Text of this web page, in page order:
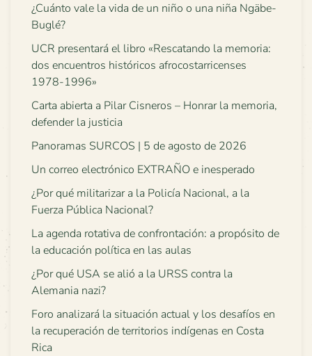
¿Cuánto vale la vida de un niño o una niña Ngäbe-
Buglé?
UCR presentará el libro «Rescatando la memoria:
dos encuentros históricos afrocostarricenses
1978-1996»
Carta abierta a Pilar Cisneros – Honrar la memoria,
defender la justicia
Panoramas SURCOS | 5 de agosto de 2026
Un correo electrónico EXTRAÑO e inesperado
¿Por qué militarizar a la Policía Nacional, a la
Fuerza Pública Nacional?
La agenda rotativa de confrontación: a propósito de
la educación política en las aulas
¿Por qué USA se alió a la URSS contra la
Alemania nazi?
Foro analizará la situación actual y los desafíos en
la recuperación de territorios indígenas en Costa
Rica